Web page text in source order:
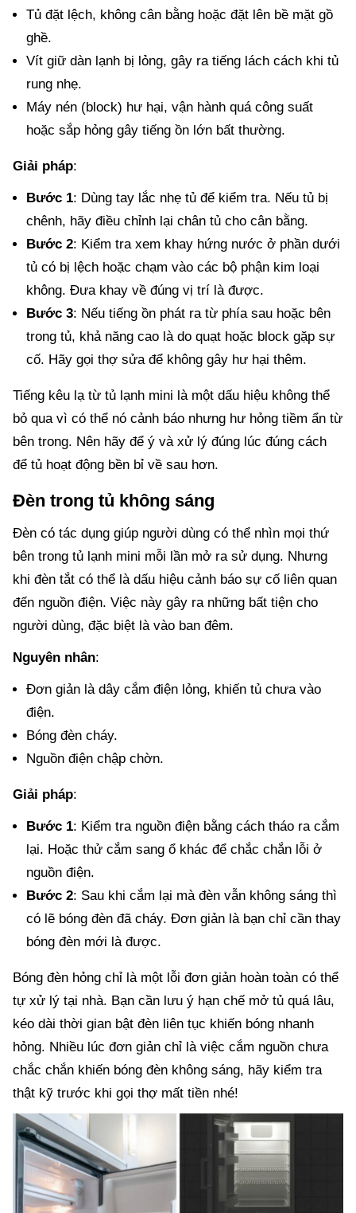
Tủ đặt lệch, không cân bằng hoặc đặt lên bề mặt gồ
ghề.
Vít giữ dàn lạnh bị lỏng, gây ra tiếng lách cách khi tủ
rung nhẹ.
Máy nén (block) hư hại, vận hành quá công suất
hoặc sắp hỏng gây tiếng ồn lớn bất thường.
Giải pháp:
Bước 1: Dùng tay lắc nhẹ tủ để kiểm tra. Nếu tủ bị
chênh, hãy điều chỉnh lại chân tủ cho cân bằng.
Bước 2: Kiểm tra xem khay hứng nước ở phần dưới
tủ có bị lệch hoặc chạm vào các bộ phận kim loại
không. Đưa khay về đúng vị trí là được.
Bước 3: Nếu tiếng ồn phát ra từ phía sau hoặc bên
trong tủ, khả năng cao là do quạt hoặc block gặp sự
cố. Hãy gọi thợ sửa để không gây hư hại thêm.
Tiếng kêu lạ từ tủ lạnh mini là một dấu hiệu không thể
bỏ qua vì có thể nó cảnh báo nhưng hư hỏng tiềm ẩn từ
bên trong. Nên hãy để ý và xử lý đúng lúc đúng cách
để tủ hoạt động bền bỉ về sau hơn.
Đèn trong tủ không sáng
Đèn có tác dụng giúp người dùng có thể nhìn mọi thứ
bên trong tủ lạnh mini mỗi lần mở ra sử dụng. Nhưng
khi đèn tắt có thể là dấu hiệu cảnh báo sự cố liên quan
đến nguồn điện. Việc này gây ra những bất tiện cho
người dùng, đặc biệt là vào ban đêm.
Nguyên nhân:
Đơn giản là dây cắm điện lỏng, khiến tủ chưa vào
điện.
Bóng đèn cháy.
Nguồn điện chập chờn.
Giải pháp:
Bước 1: Kiểm tra nguồn điện bằng cách tháo ra cắm
lại. Hoặc thử cắm sang ổ khác để chắc chắn lỗi ở
nguồn điện.
Bước 2: Sau khi cắm lại mà đèn vẫn không sáng thì
có lẽ bóng đèn đã cháy. Đơn giản là bạn chỉ cần thay
bóng đèn mới là được.
Bóng đèn hỏng chỉ là một lỗi đơn giản hoàn toàn có thể
tự xử lý tại nhà. Bạn cần lưu ý hạn chế mở tủ quá lâu,
kéo dài thời gian bật đèn liên tục khiến bóng nhanh
hỏng. Nhiều lúc đơn giản chỉ là việc cắm nguồn chưa
chắc chắn khiến bóng đèn không sáng, hãy kiểm tra
thật kỹ trước khi gọi thợ mất tiền nhé!